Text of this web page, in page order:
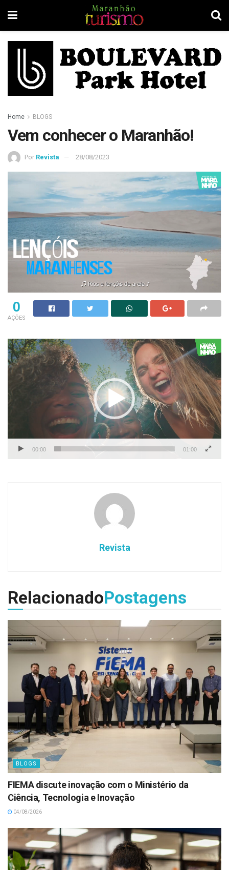
Home BLOGS
Vem conhecer o Maranhão!
Por Revista 28/08/2023
0
AÇÕES
Tocador
de
vídeo
00:00 01:00
Revista
RelacionadoPostagens
BLOGS
FIEMA discute inovação com o Ministério da
Ciência, Tecnologia e Inovação
04/08/2026